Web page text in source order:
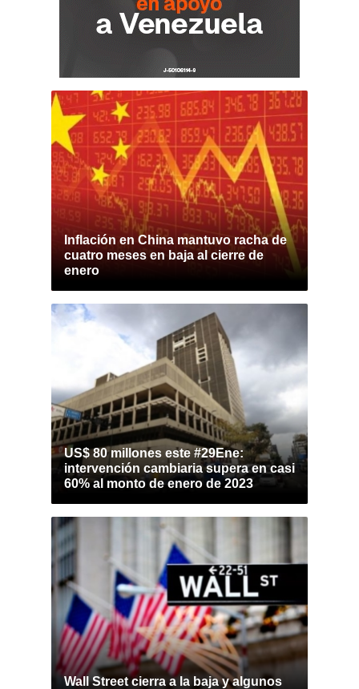
Inflación en China mantuvo racha de
cuatro meses en baja al cierre de
enero
US$ 80 millones este #29Ene:
intervención cambiaria supera en casi
60% al monto de enero de 2023
Wall Street cierra a la baja y algunos